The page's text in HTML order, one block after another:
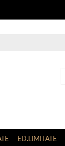
ED.LIMITATE